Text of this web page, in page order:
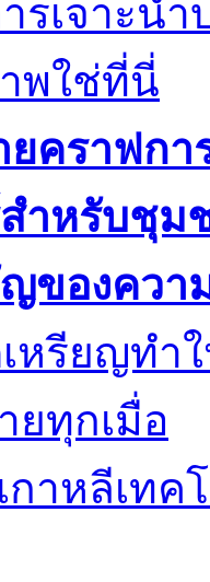
รเจาะน้
พใช่ที่นี่
ยคราฟกา
สำหรับชุม
ของควา
หรียญทำ
ยทุกเมื่อ
กาหลีเท